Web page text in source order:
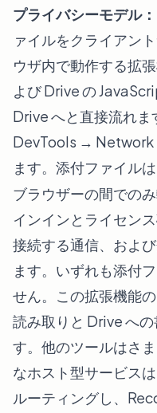
プライバシーモデル：
ァイルをクライアン
ウザ内で動作する拡
よび Drive の
Drive へと直接流れ
DevTools → Network
ます。添付ファイルは
ブラウザーの間での
インインとライセン
接続する通信、およ
ます。いずれも添付
せん。この拡張機能の
読み取りと Drive へ
す。他のツールはさ
なホスト型サービス
ルーティングし、